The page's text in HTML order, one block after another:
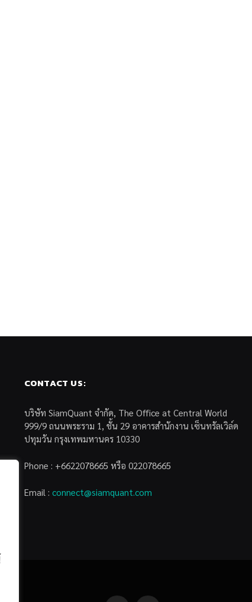
CONTACT US:
บริษัท SiamQuant จำกัด, The Office at Central World
999/9 ถนนพระราม 1, ชั้น 29 อาคารสำนักงาน เซ็นทรัลเวิล์ด
ปทุมวัน กรุงเทพมหานคร 10330
Phone : +6622078665 หรือ 022078665
Email : connect@siamquant.com